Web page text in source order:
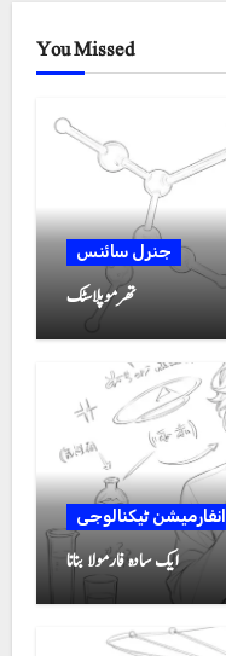
You Missed
جنرل سائنس
تھرموپلاسٹک
انفارمیشن ٹیکنالوجی
ایک سادہ فارمولا بنانا